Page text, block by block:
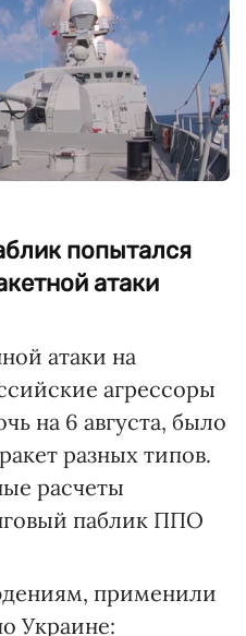
попытался
атаки
атаки на
агрессоры
на 6 августа, было
разных типов.
расчеты
паблик ППО
применили
Украине: